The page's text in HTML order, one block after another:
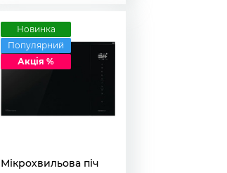
Новинка
Популярний
Акція %
Мікрохвильова піч